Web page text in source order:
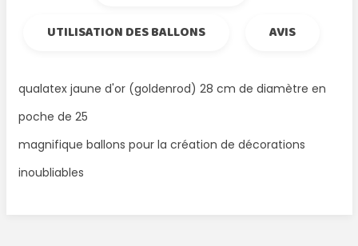
UTILISATION DES BALLONS
AVIS
qualatex jaune d'or (goldenrod) 28 cm de diamètre en
poche de 25
magnifique ballons pour la création de décorations
inoubliables